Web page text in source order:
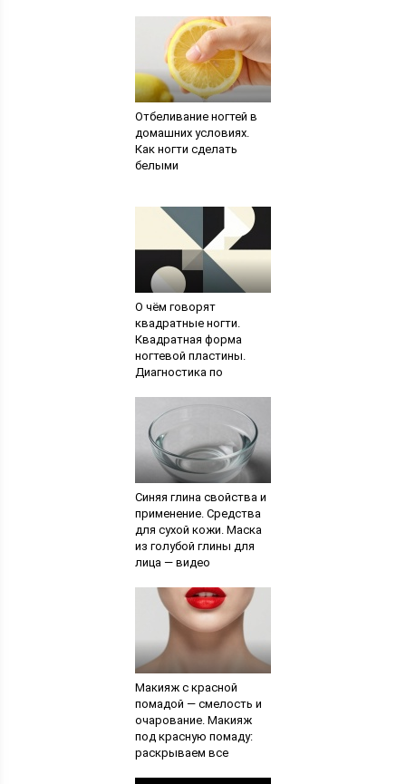
Отбеливание ногтей в
домашних условиях.
Как ногти сделать
белыми
О чём говорят
квадратные ногти.
Квадратная форма
ногтевой пластины.
Диагностика по
Синяя глина свойства и
применение. Средства
для сухой кожи. Маска
из голубой глины для
лица — видео
Макияж с красной
помадой — смелость и
очарование. Макияж
под красную помаду:
раскрываем все